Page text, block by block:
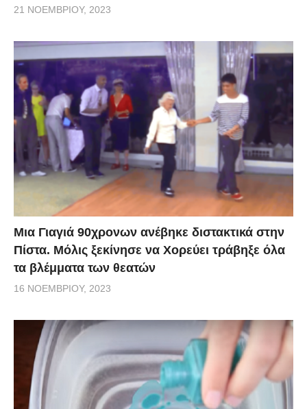
21 ΝΟΕΜΒΡΊΟΥ, 2023
Μια Γιαγιά 90χρονων ανέβηκε διστακτικά στην
Πίστα. Μόλις ξεκίνησε να Χορεύει τράβηξε όλα
τα βλέμματα των θεατών
16 ΝΟΕΜΒΡΊΟΥ, 2023